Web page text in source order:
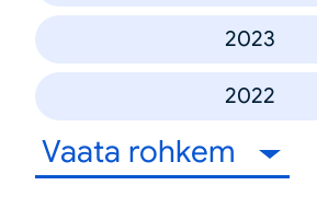
2023
2022
Vaata rohkem